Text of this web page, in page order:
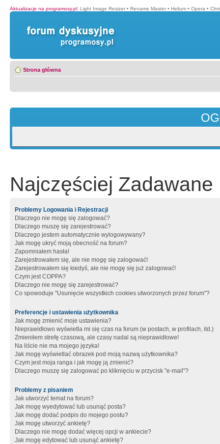
Aktualizacje na programosy.pl: Light Image Resizer • Rename Master • Helium • Opera •
Strona główna
Najczęściej Zadawane
Problemy Logowania i Rejestracji
Dlaczego nie mogę się zalogować?
Dlaczego muszę się zarejestrować?
Dlaczego jestem automatycznie wylogowywany?
Jak mogę ukryć moją obecność na forum?
Zapomniałem hasła!
Zarejestrowałem się, ale nie mogę się zalogować!
Zarejestrowałem się kiedyś, ale nie mogę się już zalogować!
Czym jest COPPA?
Dlaczego nie mogę się zarejestrować?
Co spowoduje "Usunięcie wszystkich cookies utworzonych przez forum"?
Preferencje i ustawienia użytkownika
Jak mogę zmienić moje ustawienia?
Nieprawidłowo wyświetla mi się czas na forum (w postach, w profilach, itd.)
Zmieniłem strefę czasową, ale czasy nadal są nieprawidłowe!
Na liście nie ma mojego języka!
Jak mogę wyświetlać obrazek pod moją nazwą użytkownika?
Czym jest moja ranga i jak mogę ją zmienić?
Dlaczego muszę się zalogować po kliknięciu w przycisk "e-mail"?
Problemy z pisaniem
Jak utworzyć temat na forum?
Jak mogę wyedytować lub usunąć posta?
Jak mogę dodać podpis do mojego postu?
Jak mogę utworzyć ankietę?
Dlaczego nie mogę dodać więcej opcji w ankiecie?
Jak mogę edytować lub usunąć ankietę?